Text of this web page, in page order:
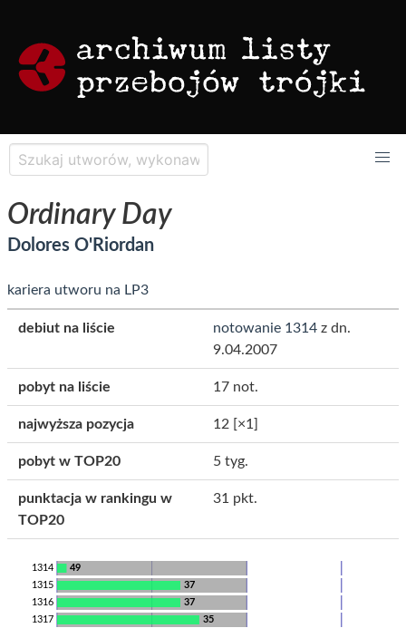
Ordinary Day
Dolores O'Riordan
kariera utworu na LP3
debiut na liście notowanie 1314 z dn.
9.04.2007
pobyt na liście 17 not.
najwyższa pozycja 12 [×1]
pobyt w TOP20 5 tyg.
punktacja w rankingu w
TOP20
31 pkt.
49
1314
37
1315
37
1316
35
1317